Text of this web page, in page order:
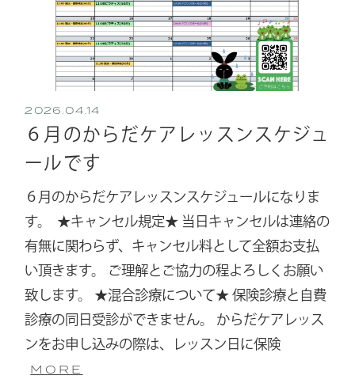
2026.04.14
６月のからだケアレッスンスケジュ
ールです
６月のからだケアレッスンスケジュールになりま
す。 ⁡ ⁡★キャンセル規定★ 当日キャンセルは連絡の
有無に関わらず、キャンセル料として全額お支払
い頂きます。 ご理解とご協力の程よろしくお願い
致します。 ★混合診療について★ 保険診療と自費
診療の同日受診ができません。 からだケアレッス
ンをお申し込みの際は、レッスン日に保険
MORE